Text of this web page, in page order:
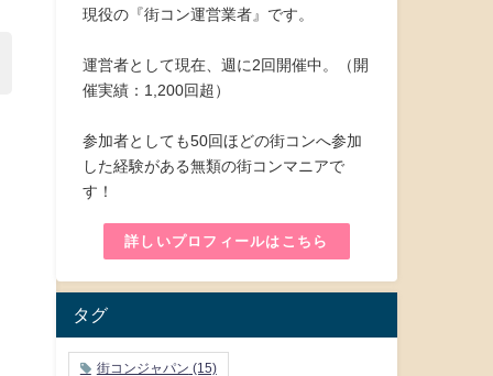
現役の『街コン運営業者』です。
運営者として現在、週に2回開催中。（開
催実績：1,200回超）
参加者としても50回ほどの街コンへ参加
した経験がある無類の街コンマニアで
す！
詳しいプロフィールはこちら
タグ
街コンジャパン (15)